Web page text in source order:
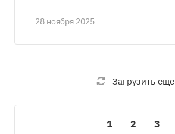
28 ноября 2025
Загрузить еще
1 2 3